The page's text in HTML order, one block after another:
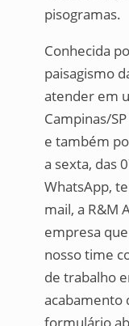
pisogramas.
Conhecida
paisagismo
atender em
Campinas/
e também
a sexta, das
WhatsApp,
mail, a R&M
empresa
nosso time
de trabalho
acabamento
formulário